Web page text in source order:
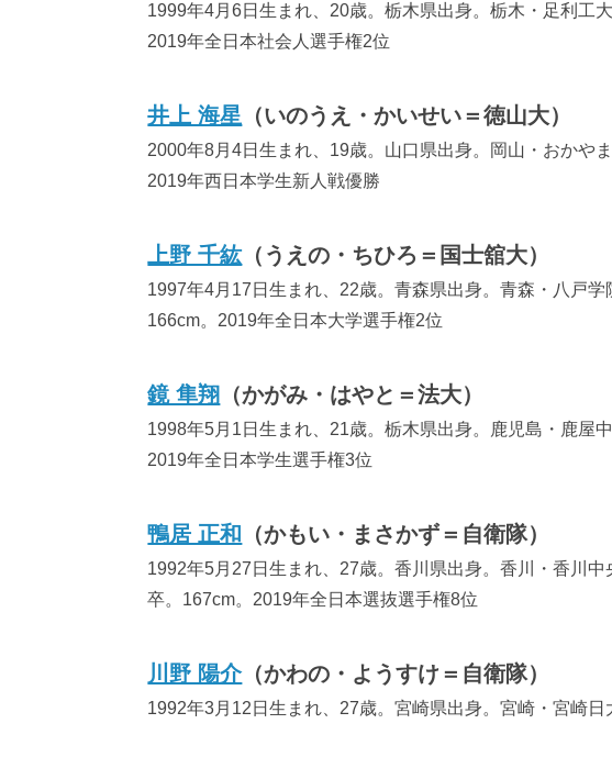
1999年4月6日生まれ、20歳。栃木県出身。栃木・足利工
2019年全日本社会人選手権2位
井上 海星 （いのうえ・かいせい＝徳山大）
2000年8月4日生まれ、19歳。山口県出身。岡山・おかや
2019年西日本学生新人戦優勝
上野 千紘（うえの・ちひろ＝国士舘大）
1997年4月17日生まれ、22歳。青森県出身。青森・八戸学
166cm。2019年全日本大学選手権2位
鏡 隼翔 （かがみ・はやと＝法大）
1998年5月1日生まれ、21歳。栃木県出身。鹿児島・鹿屋
2019年全日本学生選手権3位
鴨居 正和 （かもい・まさかず＝自衛隊）
1992年5月27日生まれ、27歳。香川県出身。香川・香川中
卒。167cm。2019年全日本選抜選手権8位
川野 陽介（かわの・ようすけ＝自衛隊）
1992年3月12日生まれ、27歳。宮崎県出身。宮崎・宮崎